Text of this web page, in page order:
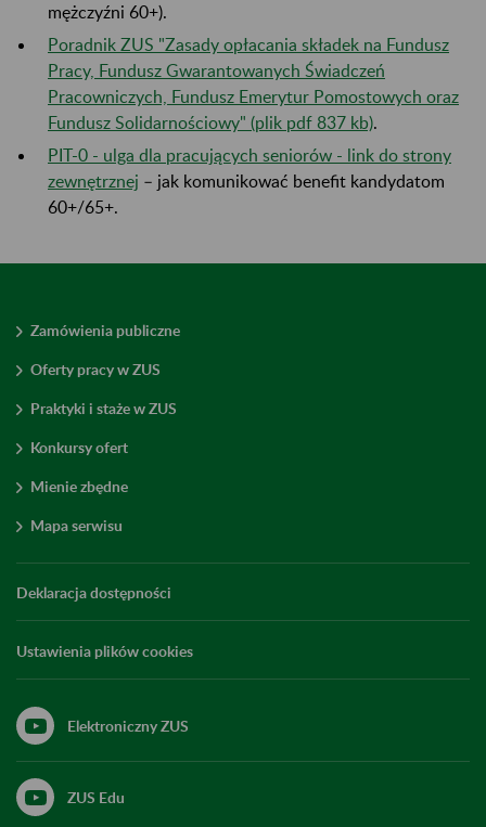
mężczyźni 60+).
Poradnik ZUS "Zasady opłacania składek na Fundusz
Pracy, Fundusz Gwarantowanych Świadczeń
Pracowniczych, Fundusz Emerytur Pomostowych oraz
Fundusz Solidarnościowy" (plik pdf 837 kb).
PIT-0 - ulga dla pracujących seniorów - link do strony
zewnętrznej – jak komunikować benefit kandydatom
60+/65+.
Zamówienia publiczne
Oferty pracy w ZUS
Praktyki i staże w ZUS
Konkursy ofert
Mienie zbędne
Mapa serwisu
Deklaracja dostępności
Ustawienia plików cookies
Elektroniczny ZUS
ZUS Edu